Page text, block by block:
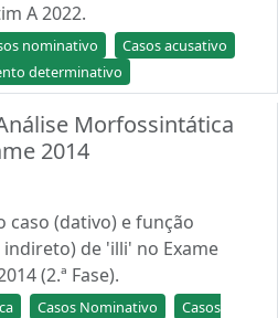
A 2022.
nominativo
Casos acusativo
determinativo
Morfossintática
2014
caso (dativo) e função
de 'illi' no Exame
(2.ª Fase).
Casos Nominativo
Casos